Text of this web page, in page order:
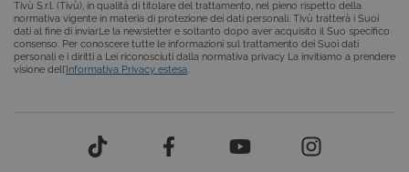
Tivù S.r.l. (Tivù), in qualità di titolare del trattamento, nel pieno rispetto della
normativa vigente in materia di protezione dei dati personali. Tivù tratterà i Suoi
dati al fine di inviarLe la newsletter e soltanto dopo aver acquisito il Suo specifico
consenso. Per conoscere tutte le informazioni sul trattamento dei Suoi dati
personali e i diritti a Lei riconosciuti dalla normativa privacy La invitiamo a prendere
visione dell’Informativa Privacy estesa
Cookie-
Script.com
ricordare le
preferenze
consenso sui